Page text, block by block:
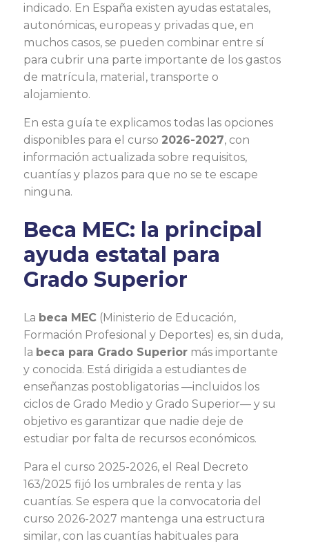
indicado. En España existen ayudas estatales,
autonómicas, europeas y privadas que, en
muchos casos, se pueden combinar entre sí
para cubrir una parte importante de los gastos
de matrícula, material, transporte o
alojamiento.
En esta guía te explicamos todas las opciones
disponibles para el curso 2026-2027, con
información actualizada sobre requisitos,
cuantías y plazos para que no se te escape
ninguna.
Beca MEC: la principal
ayuda estatal para
Grado Superior
La beca MEC (Ministerio de Educación,
Formación Profesional y Deportes) es, sin duda,
la beca para Grado Superior más importante
y conocida. Está dirigida a estudiantes de
enseñanzas postobligatorias —incluidos los
ciclos de Grado Medio y Grado Superior— y su
objetivo es garantizar que nadie deje de
estudiar por falta de recursos económicos.
Para el curso 2025-2026, el Real Decreto
163/2025 fijó los umbrales de renta y las
cuantías. Se espera que la convocatoria del
curso 2026-2027 mantenga una estructura
similar, con las cuantías habituales para